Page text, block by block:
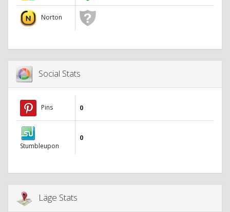
Norton
Social Stats
Pins 0
Stumbleupon
0
Läge Stats